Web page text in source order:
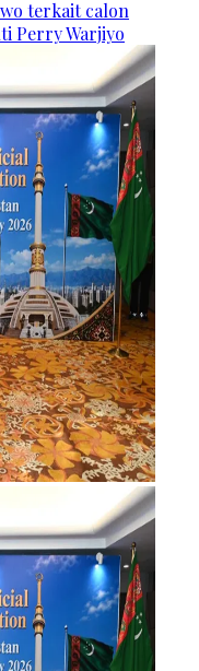
terkait calon
Perry Warjiyo